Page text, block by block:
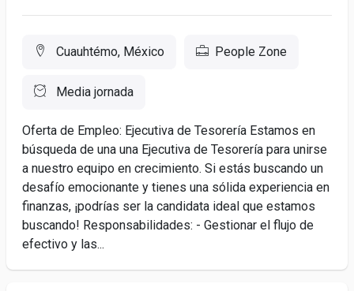
Cuauhtémo, México People Zone
Media jornada
Oferta de Empleo: Ejecutiva de Tesorería Estamos en
búsqueda de una una Ejecutiva de Tesorería para unirse
a nuestro equipo en crecimiento. Si estás buscando un
desafío emocionante y tienes una sólida experiencia en
finanzas, ¡podrías ser la candidata ideal que estamos
buscando! Responsabilidades: - Gestionar el flujo de
efectivo y las...